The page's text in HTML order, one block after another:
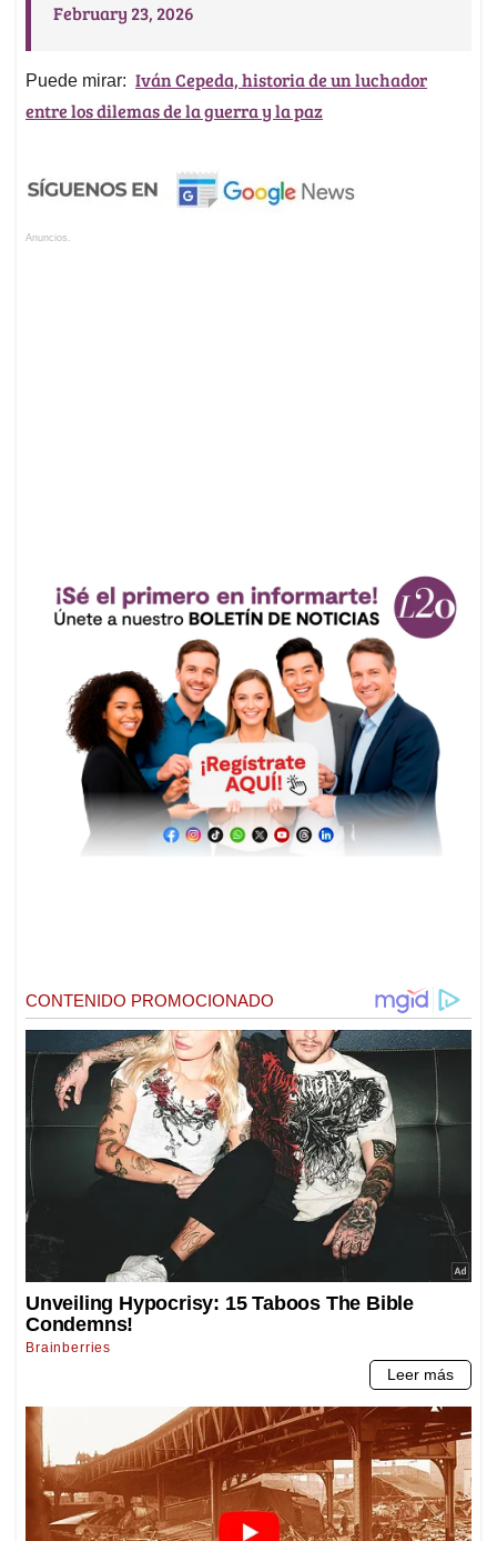
February 23, 2026
Puede mirar: Iván Cepeda, historia de un luchador
entre los dilemas de la guerra y la paz
Anuncios.